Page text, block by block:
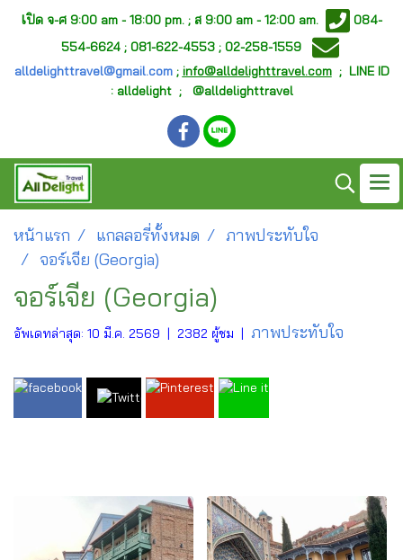
เปิด จ-ศ 9:00 am - 18:00 pm. ; ส 9:00 am - 12:00 am.
084-
554-6624 ; 081-622-4553 ; 02-258-1559
alldelighttravel@gmail.com; info@alldelighttravel.com; LINE ID
: alldelight ; @alldelighttravel
หน้าแรก แกลลอรี่ทั้งหมด
ภาพประทับใจ
จอร์เจีย (Georgia)
จอร์เจีย (Georgia)
อัพเดทล่าสุด: 10 มี.ค. 2569 | 2382 ผู้ชม | ภาพประทับใจ